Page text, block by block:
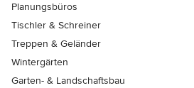
Planungsbüros
Tischler & Schreiner
Treppen & Geländer
Wintergärten
Garten- & Landschaftsbau